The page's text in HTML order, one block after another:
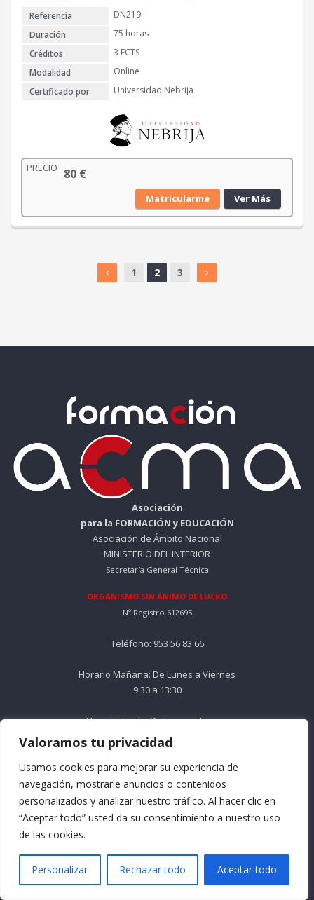
Valoramos tu privacidad
Usamos cookies para mejorar su experiencia de
navegación, mostrarle anuncios o contenidos
personalizados y analizar nuestro tráfico. Al hacer clic en
“Aceptar todo” usted da su consentimiento a nuestro uso
de las cookies.
Personalizar Rechazar todo Aceptar todo
Referencia
DN219
Duración
75 horas
Créditos
3 ECTS
Modalidad
Online
Certificado por
Universidad Nebrija
PRECIO 80 €
Matricularme Ver Más
1 2 3
Asociación
para la FORMACIÓN y EDUCACIÓN
Asociación de Ámbito Nacional
MINISTERIO DEL INTERIOR
Secretaría General Técnica
ORGANISMO SIN ÁNIMO DE LUCRO
Nº Registro 612695
Teléfono: 953 56 83 66
Horario Mañana: De Lunes a Viernes
9:30 a 13:30
Horario Tarde: De Lunes a Jueves
16:30 a 18:30
Email: info@formacionacma.com
Menú
Quienes somos
Preguntas frecuentes